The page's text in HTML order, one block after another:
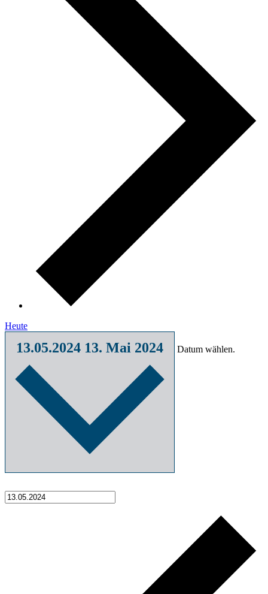
Heute
13.05.2024 13. Mai 2024 Datum wählen.